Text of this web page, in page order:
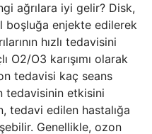
ağrılara iyi gelir? Disk,
boşluğa enjekte edilerek
hızlı tedavisini
O2/O3 karışımı olarak
tedavisi kaç seans
tedavisinin etkisini
tedavi edilen hastalığa
Genellikle, ozon